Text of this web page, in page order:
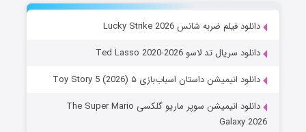
دانلود فیلم ضربه شانس Lucky Strike 2026
دانلود سریال تد لاسو Ted Lasso 2020-2026
دانلود انیمیشن داستان اسباب‌بازی ۵ Toy Story 5 (2026)
دانلود انیمیشن سوپر ماریو گلکسی The Super Mario
Galaxy 2026